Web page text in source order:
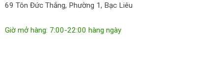
69 Tôn Đức Thắng, Phường 1, Bạc Liêu
Giờ mở hàng: 7:00-22:00 hàng ngày